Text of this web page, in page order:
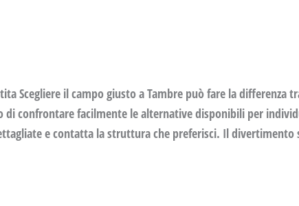
Scegliere il campo giusto a Tambre può fare la differenza
confrontare facilmente le alternative disponibili per
e contatta la struttura che preferisci. Il divertimento